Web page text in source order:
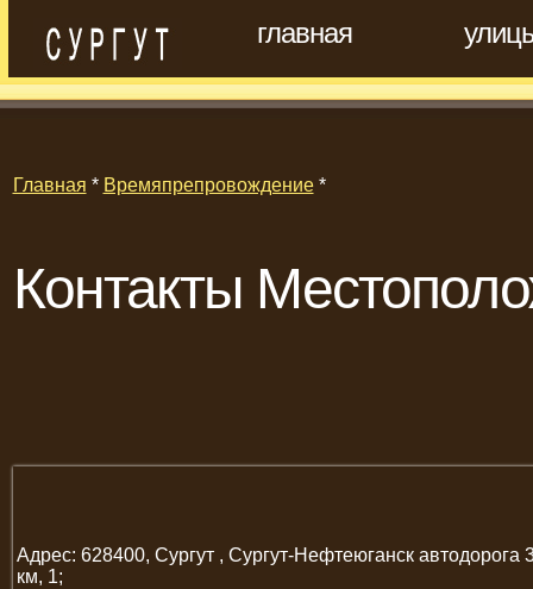
главная
Главная * Времяпрепровождение*
Контакты
Адрес: 628400, Сургут , Сургут-Нефтеюганск автодорога
км, 1;